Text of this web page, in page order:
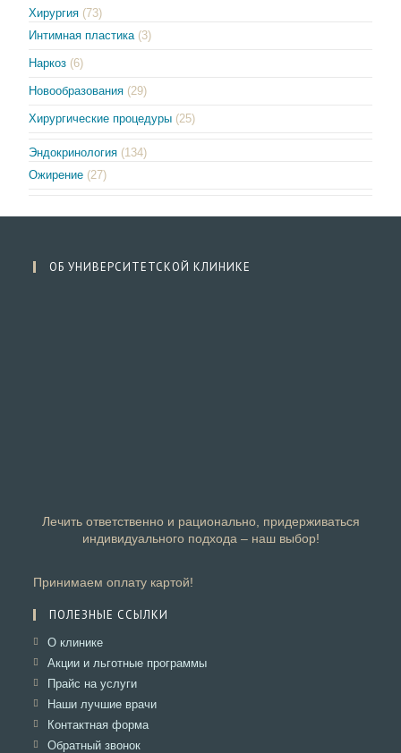
Хирургия (73)
Интимная пластика (3)
Наркоз (6)
Новообразования (29)
Хирургические процедуры (25)
Эндокринология (134)
Ожирение (27)
ОБ УНИВЕРСИТЕТСКОЙ КЛИНИКЕ
Лечить ответственно и рационально, придерживаться
индивидуального подхода – наш выбор!
Принимаем оплату картой!
ПОЛЕЗНЫЕ ССЫЛКИ
О клиникеОткроется
в
вкладке
Акции и льготные программыОткроется
Прайс на услугиОткроется
в
вкладке
Наши лучшие врачиОткроется
Контактная формаОткроется
Обратный звонокОткроется